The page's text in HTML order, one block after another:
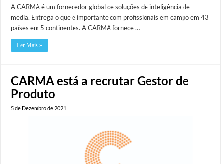
A CARMA é um fornecedor global de soluções de inteligência de
media. Entrega o que é importante com profissionais em campo em 43
países em 5 continentes. A CARMA fornece …
Ler Mais »
CARMA está a recrutar Gestor de
Produto
5 de Dezembro de 2021